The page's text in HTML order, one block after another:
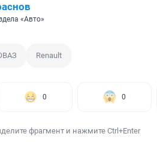
«Авто»
Renault
0 0
фрагмент и нажмите Ctrl+Enter